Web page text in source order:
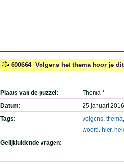
600664 Volgens het thema hoor je
Plaats van de puzzel:
Thema *
Datum:
25 januari
Tags:
volgens, thema
woord , hier,
Gelijkluidende vragen: